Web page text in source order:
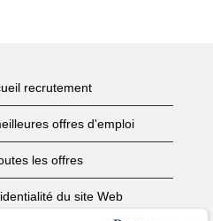
recrutement
offres d'emploi
les offres
du site Web